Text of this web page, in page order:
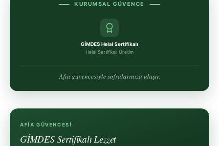
KURUMSAL GÜVENCE
GİMDES Helal Sertifikalı
Helal Sertifikalı Üretim
Afia güvencesiyle sofralarınıza ulaşır.
AFIA GÜVENCESI
GİMDES Sertifikalı Lezzet